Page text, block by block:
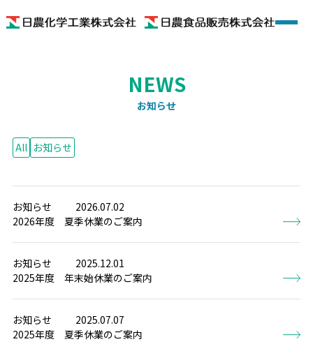
着色料
機能性食品
色のいろいろ
お知らせ
All お知らせ
お知らせ
2026.07.02
2026年度 夏季休業のご案内
お知らせ
2025.12.01
2025年度 年末始休業のご案内
お知らせ
2025.07.07
2025年度 夏季休業のご案内